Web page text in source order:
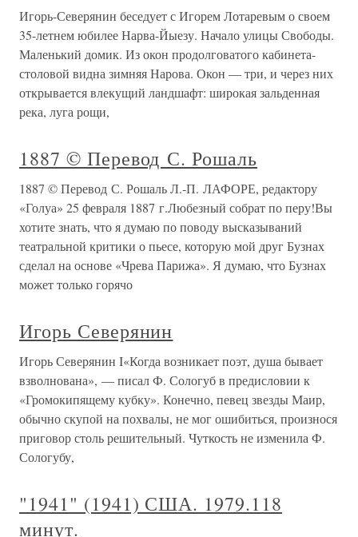
Игорь-Северянин беседует с Игорем Лотаревым о своем
35-летнем юбилее Нарва-Йыезу. Начало улицы Свободы.
Маленький домик. Из окон продолговатого кабинета-
столовой видна зимняя Нарова. Окон — три, и через них
открывается влекущий ландшафт: широкая зальденная
река, луга рощи,
1887 © Перевод С. Рошаль
1887 © Перевод С. Рошаль Л.-П. ЛАФОРЕ, редактору
«Голуа» 25 февраля 1887 г.Любезный собрат по перу!Вы
хотите знать, что я думаю по поводу высказываний
театральной критики о пьесе, которую мой друг Бузнах
сделал на основе «Чрева Парижа». Я думаю, что Бузнах
может только горячо
Игорь Северянин
Игорь Северянин I«Когда возникает поэт, душа бывает
взволнована», — писал Ф. Сологуб в предисловии к
«Громокипящему кубку». Конечно, певец звезды Маир,
обычно скупой на похвалы, не мог ошибиться, произнося
приговор столь решительный. Чуткость не изменила Ф.
Сологубу,
"1941" (1941) США. 1979.118
минут.